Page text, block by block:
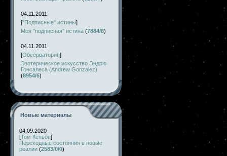
04.11.2011
["Подписные" истины]
Моя "подписная" истина (7884/8)
04.11.2011
[Обсерватория]
Эзотерическое искусство Эндрю
Гонсалеса (Andrew Gonzalez)
(8954/6)
Новые материалы
04.09.2020
[Том Кеньон]
Переходные состояния в новые
реалии (2583/0/0)